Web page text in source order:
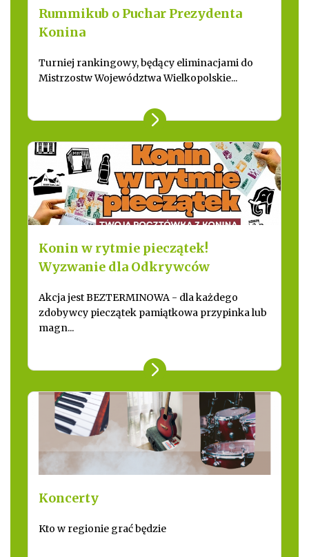
Rummikub o Puchar Prezydenta
Konina
Turniej rankingowy, będący eliminacjami do
Mistrzostw Województwa Wielkopolskie...
Konin w rytmie pieczątek!
Wyzwanie dla Odkrywców
Akcja jest BEZTERMINOWA - dla każdego
zdobywcy pieczątek pamiątkowa przypinka lub
magn...
Koncerty
Kto w regionie grać będzie